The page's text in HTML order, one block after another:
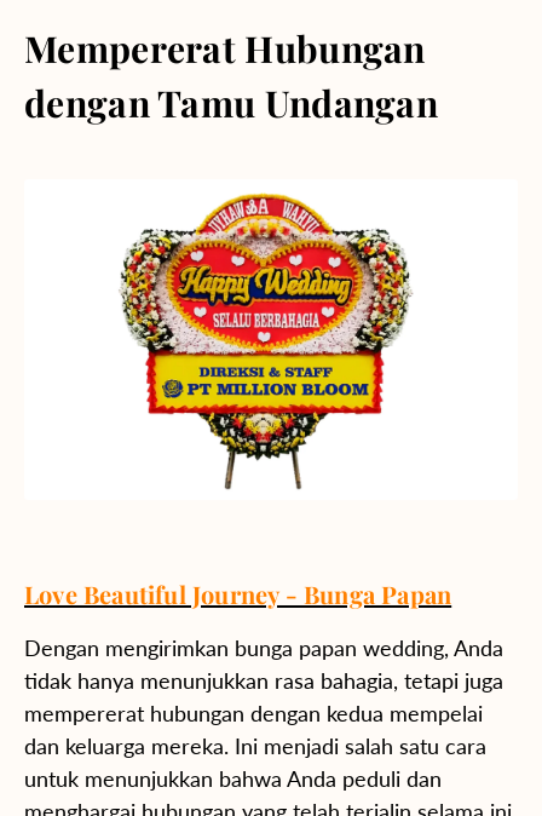
Mempererat Hubungan
dengan Tamu Undangan
Love Beautiful Journey - Bunga Papan
Dengan mengirimkan bunga papan wedding, Anda
tidak hanya menunjukkan rasa bahagia, tetapi juga
mempererat hubungan dengan kedua mempelai
dan keluarga mereka. Ini menjadi salah satu cara
untuk menunjukkan bahwa Anda peduli dan